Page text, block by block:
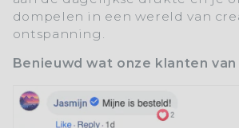
dompelen in een wereld van
ontspanning.
Benieuwd wat onze klanten van